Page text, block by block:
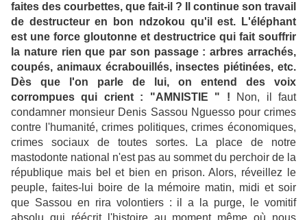
faites des courbettes, que fait-il ? Il continue son travail
de destructeur en bon ndzokou qu'il est. L'éléphant
est une force gloutonne et destructrice qui fait souffrir
la nature rien que par son passage : arbres arrachés,
coupés, animaux écrabouillés, insectes piétinées, etc.
Dès que l'on parle de lui, on entend des voix
corrompues qui crient : "AMNISTIE " ! Non, il faut
condamner monsieur Denis Sassou Nguesso pour crimes
contre l'humanité, crimes politiques, crimes économiques,
crimes sociaux de toutes sortes. La place de notre
mastodonte national n'est pas au sommet du perchoir de la
république mais bel et bien en prison. Alors, réveillez le
peuple, faites-lui boire de la mémoire matin, midi et soir
que Sassou en rira volontiers : il a la purge, le vomitif
absolu qui réécrit l'histoire au moment même où nous